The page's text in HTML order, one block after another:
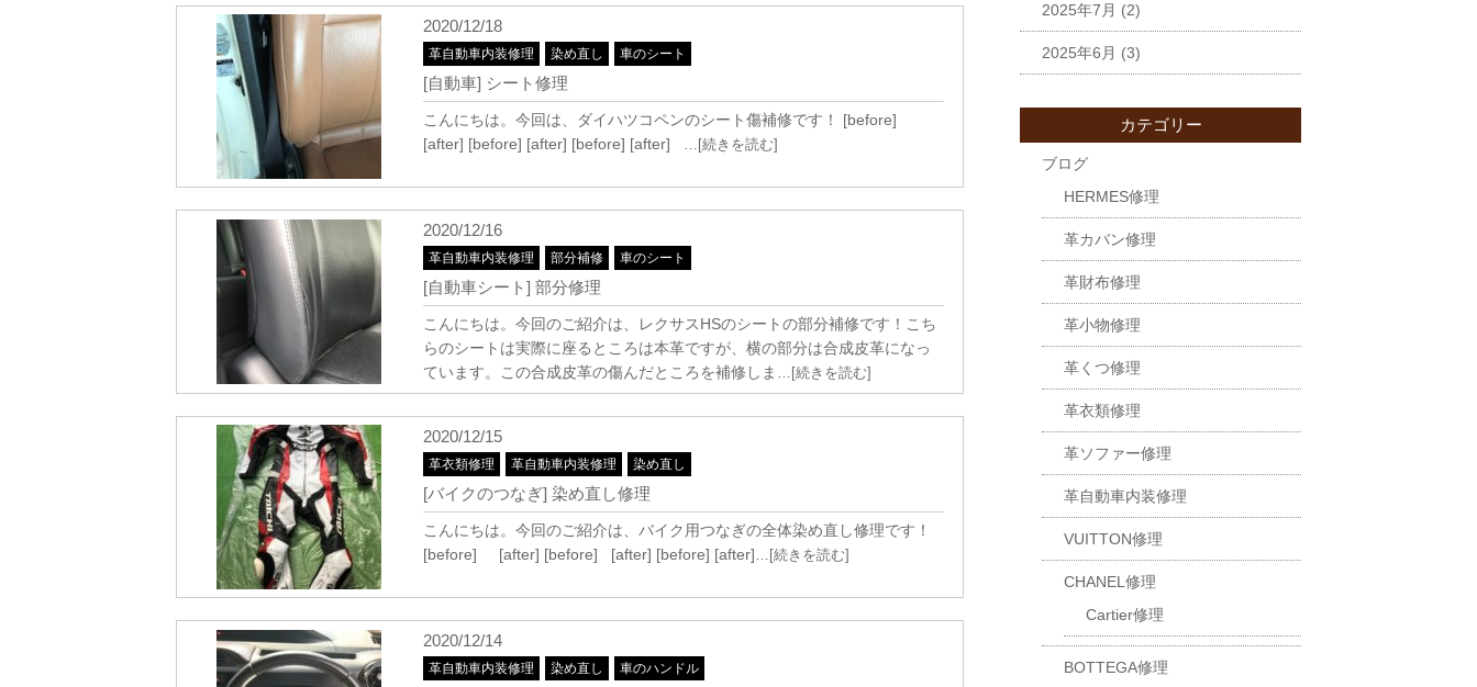
2020/12/18
革自動車内装修理 染め直し 車のシート
[自動車] シート修理
こんにちは。今回は、ダイハツコペンのシート傷補修です！ [before]
[after] [before] [after] [before] [after] …[続きを読む]
2020/12/16
革自動車内装修理 部分補修 車のシート
[自動車シート] 部分修理
こんにちは。今回のご紹介は、レクサスHSのシートの部分補修です！こち
らのシートは実際に座るところは本革ですが、横の部分は合成皮革になっ
ています。この合成皮革の傷んだところを補修しま …[続きを読む]
2020/12/15
革衣類修理 革自動車内装修理 染め直し
[バイクのつなぎ] 染め直し修理
こんにちは。今回のご紹介は、バイク用つなぎの全体染め直し修理です！
[before] [after] [before] [after] [before] [after]…[続きを読む]
2020/12/14
革自動車内装修理 染め直し 車のハンドル
2025年7月 (2)
2025年6月 (3)
カテゴリー
ブログ
HERMES修理
革カバン修理
革財布修理
革小物修理
革くつ修理
革衣類修理
革ソファー修理
革自動車内装修理
VUITTON修理
CHANEL修理
Cartier修理
BOTTEGA修理